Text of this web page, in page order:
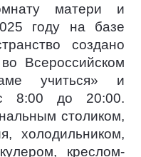
матери и
году на базе
создано
Всероссийском
учиться» и
8:00 до 20:00.
столиком,
холодильником,
креслом-